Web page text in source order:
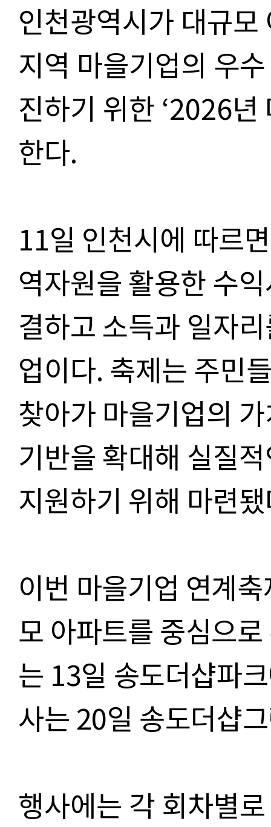
인천광역시가 대규
지역 마을기업의 우
진하기 위한 ‘2026년
한다.
11일 인천시에 따르
역자원을 활용한 수
결하고 소득과 일자
업이다. 축제는 주민
찾아가 마을기업의
기반을 확대해 실질
지원하기 위해 마련
이번 마을기업 연계
모 아파트를 중심으
는 13일 송도더샵파
사는 20일 송도더샵
행사에는 각 회차별